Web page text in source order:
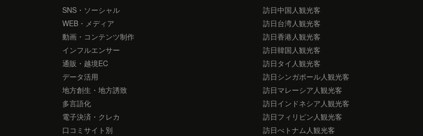
SNS・ソーシャル
WEB・メディア
動画・コンテンツ制作
インフルエンサー
通販・越境EC
データ活用
地方創生・地方誘致
多言語化
電子決済・クレカ
口コミサイト別
訪日中国人観光客
訪日台湾人観光客
訪日香港人観光客
訪日韓国人観光客
訪日タイ人観光客
訪日シンガポール人観光客
訪日マレーシア人観光客
訪日インドネシア人観光客
訪日フィリピン人観光客
訪日べトナム人観光客